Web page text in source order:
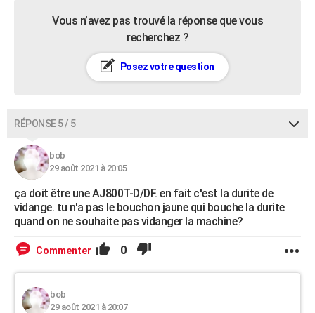
Vous n’avez pas trouvé la réponse que vous
recherchez ?
Posez votre question
RÉPONSE 5 / 5
bob
29 août 2021 à 20:05
ça doit être une AJ800T-D/DF. en fait c'est la durite de
vidange. tu n'a pas le bouchon jaune qui bouche la durite
quand on ne souhaite pas vidanger la machine?
Commenter 0
bob
29 août 2021 à 20:07